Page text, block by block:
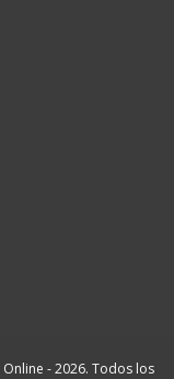
Online - 2026. Todos los